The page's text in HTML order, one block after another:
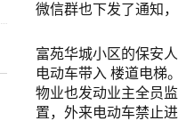
微信群也下发了通知
富苑华城小区的保安
电动车带入 楼道电梯
物业也发动业主全员
置，外来电动车禁止进